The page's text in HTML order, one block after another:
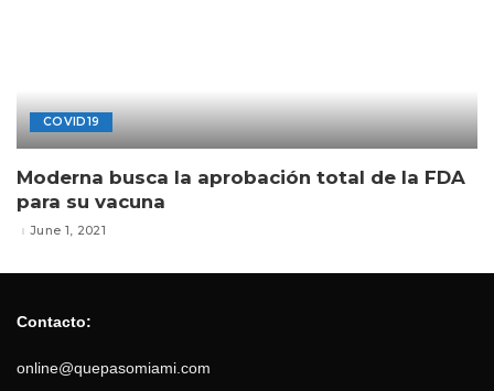
COVID19
Moderna busca la aprobación total de la FDA
para su vacuna
June 1, 2021
Contacto:
online@quepasomiami.com